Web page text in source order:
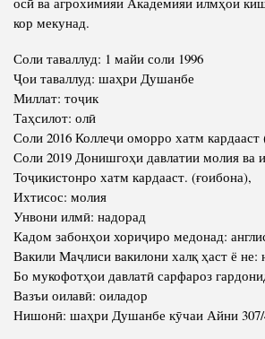
кор мекунад.
Соли таваллуд: 1 майи соли 1996
Ҷои таваллуд: шаҳри Душанбе
Миллат: тоҷик
Таҳсилот: олӣ
Соли 2016 Коллеҷи оморро хатм кардааст
Соли 2019 Донишгоҳи давлатии молия ва
Тоҷикистонро хатм кардааст. (ғоибона),
Ихтисос: молия
Унвони илмӣ: надорад
Кадом забонҳои хориҷиро медонад:
Вакили Маҷлиси вакилони халқ ҳаст ё не:
Бо мукофотҳои давлатӣ сарфароз
Вазъи оилавӣ: оиладор
Нишонӣ: шаҳри Душанбе кӯчаи Айни 307/